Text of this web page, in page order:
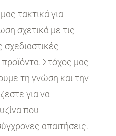
μας τακτικά για
σχετικά με τις
σχεδιαστικές
Στόχος μας
τη γνώση και την
για να
που
απαιτήσεις.